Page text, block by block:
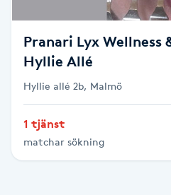
Fotvård
Fransar
Fransborttagning
Fransfärgning
Pranari Lyx Wellness
Hyllie Allé
Hyllie allé 2b, Malmö
1 tjänst
matchar sökning